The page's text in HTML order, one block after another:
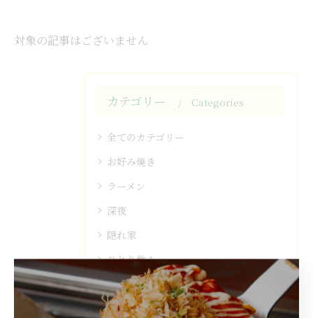
対象の記事はございません
カテゴリー Categories
全てのカテゴリー
お好み焼き
ラーメン
深夜
隠れ家
ひとり飲み